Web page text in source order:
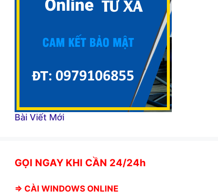
Bài Viết Mới
GỌI NGAY KHI CẦN 24/24h
⇒ CÀI WINDOWS ONLINE